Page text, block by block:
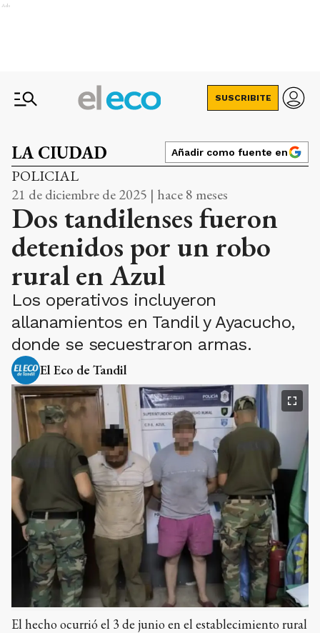
Ads
SUSCRIBITE
LA CIUDAD Añadir como fuente en
POLICIAL
21 de diciembre de 2025 | hace 8 meses
Dos tandilenses fueron
detenidos por un robo
rural en Azul
Los operativos incluyeron
allanamientos en Tandil y Ayacucho,
donde se secuestraron armas.
El Eco de Tandil
El hecho ocurrió el 3 de junio en el establecimiento rural